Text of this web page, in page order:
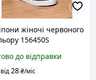
жіночі червоного
156450S
до відправки
від28₴/міс